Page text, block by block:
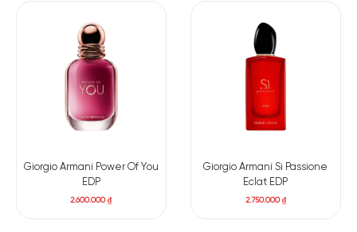
Giorgio Armani Power Of You
EDP
2.600.000₫
Giorgio Armani Si Passione
Eclat EDP
2.750.000₫